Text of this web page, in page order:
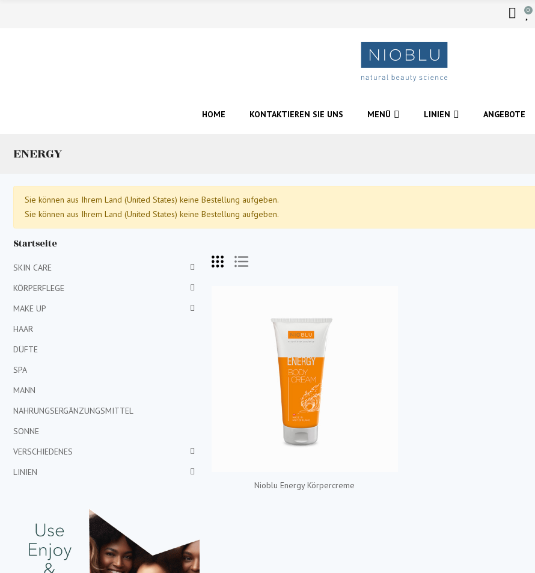
0
HOME KONTAKTIEREN SIE UNS MENÜ LINIEN ANGEBOTE
ENERGY
Sie können aus Ihrem Land (United States) keine Bestellung aufgeben.
Sie können aus Ihrem Land (United States) keine Bestellung aufgeben.
Startseite
SKIN CARE
KÖRPERFLEGE
MAKE UP
HAAR
DÜFTE
SPA
MANN
NAHRUNGSERGÄNZUNGSMITTEL
SONNE
VERSCHIEDENES
LINIEN
Nioblu Energy Körpercreme